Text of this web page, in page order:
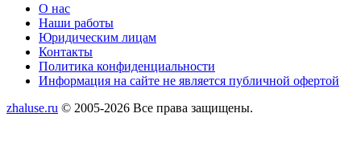
МенюО нас
Наши работы
Юридическим лицам
Контакты
Политика конфиденциальности
Информация на сайте не является публичной офертой
zhaluse.ru © 2005-2026 Все права защищены.